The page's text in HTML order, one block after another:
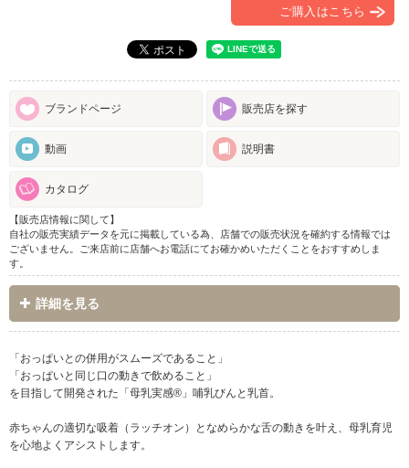
ご購入はこちら
ブランドページ 販売店を探す
動画 説明書
カタログ
【販売店情報に関して】
自社の販売実績データを元に掲載している為、店舗での販売状況を確約する情報では
ございません。ご来店前に店舗へお電話にてお確かめいただくことをおすすめしま
す。
詳細を見る
「おっぱいとの併用がスムーズであること」
「おっぱいと同じ口の動きで飲めること」
を目指して開発された「母乳実感®」哺乳びんと乳首。
赤ちゃんの適切な吸着（ラッチオン）となめらかな舌の動きを叶え、母乳育児
を心地よくアシストします。